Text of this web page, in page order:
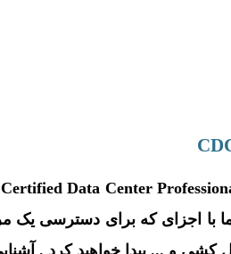
کشی و ... پیدا خواهید کرد .